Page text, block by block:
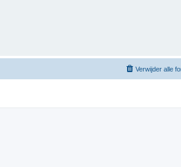
Verwijder alle